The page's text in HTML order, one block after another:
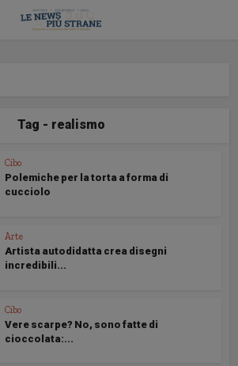
Tag - realismo
Cibo
Polemiche per la torta a forma di
cucciolo
Arte
Artista autodidatta crea disegni
incredibili...
Cibo
Vere scarpe? No, sono fatte di
cioccolata:...